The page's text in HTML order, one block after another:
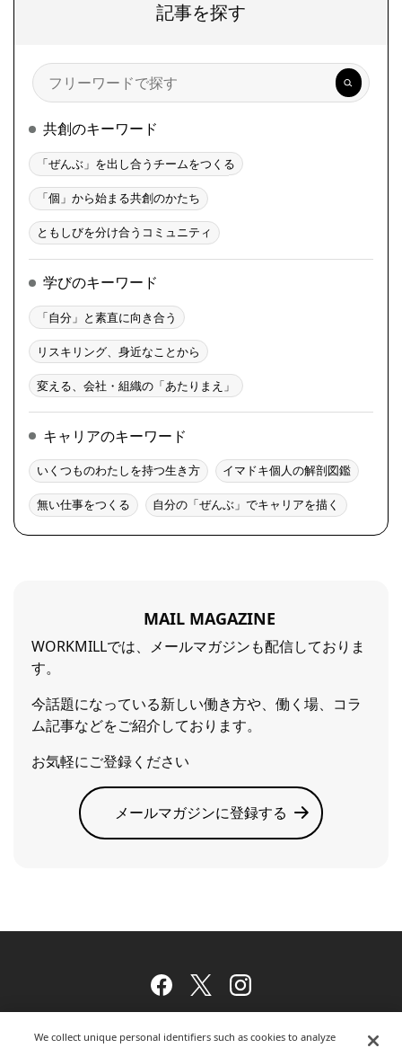
記事を探す
検
索
共創のキーワード
「ぜんぶ」を出し合うチームをつくる
「個」から始まる共創のかたち
ともしびを分け合うコミュニティ
学びのキーワード
「自分」と素直に向き合う
リスキリング、身近なことから
変える、会社・組織の「あたりまえ」
キャリアのキーワード
いくつものわたしを持つ生き方 イマドキ個人の解剖図鑑
無い仕事をつくる 自分の「ぜんぶ」でキャリアを描く
MAIL MAGAZINE
WORKMILLでは、メールマガジンも配信しておりま
す。
今話題になっている新しい働き方や、働く場、コラ
ム記事などをご紹介しております。
お気軽にご登録ください
メールマガジンに登録する
Facebook
TwitterInstagram
We collect unique personal identifiers such as cookies to analyze